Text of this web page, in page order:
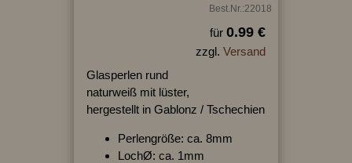
Best.Nr.:22018
für 0.99 €
zzgl. Versand
Glasperlen rund
naturweiß mit lüster,
hergestellt in Gablonz / Tschechien
Perlengröße: ca. 8mm
LochØ: ca. 1mm